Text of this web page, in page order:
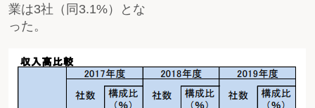
業は3社（同3.1%）とな
った。